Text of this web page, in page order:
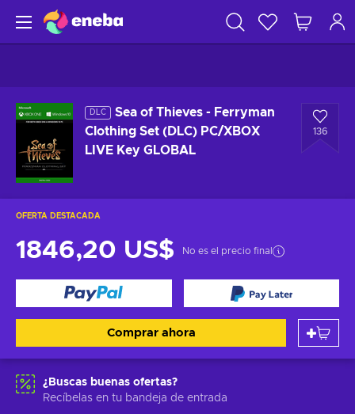
DLC
Sea of Thieves - Ferryman
Clothing Set (DLC) PC/XBOX
LIVE Key GLOBAL
136
OFERTA DESTACADA
1846,20 US$ No es el precio final
Comprar ahora
¿Buscas buenas ofertas?
Recíbelas en tu bandeja de entrada